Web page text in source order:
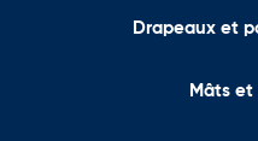
Drapeaux et
Mâts